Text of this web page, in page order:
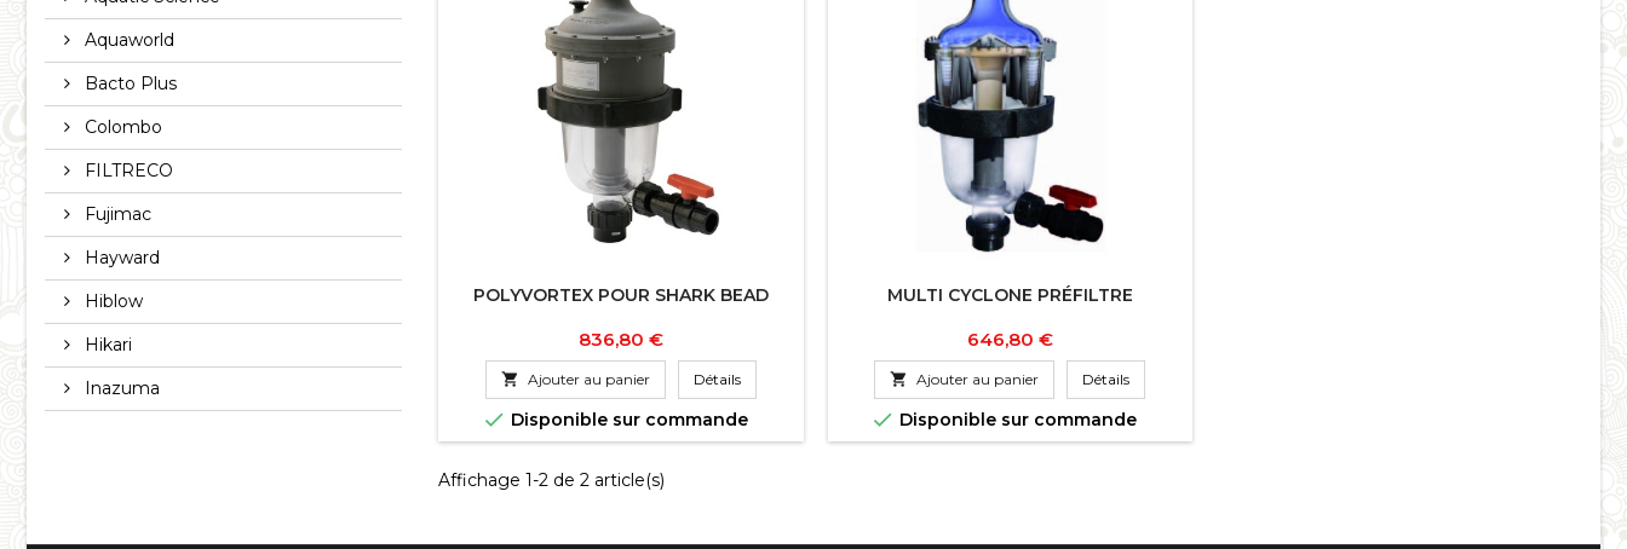
Aquaworld
Bacto Plus
Colombo
FILTRECO
Fujimac
Hayward
Hiblow
Hikari
Inazuma
POLYVORTEX POUR SHARK BEAD
Prix
836,80 €
 Ajouter au panier Détails
 Disponible sur commande
MULTI CYCLONE PRÉFILTRE
Prix
646,80 €
 Ajouter au panier Détails
 Disponible sur commande
Affichage 1-2 de 2 article(s)